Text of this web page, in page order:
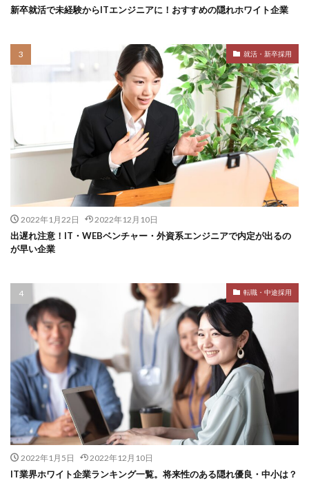
新卒就活で未経験からITエンジニアに！おすすめの隠れホワイト企業
就活・新卒採用
2022年1月22日 2022年12月10日
出遅れ注意！IT・WEBベンチャー・外資系エンジニアで内定が出るの
が早い企業
転職・中途採用
2022年1月5日 2022年12月10日
IT業界ホワイト企業ランキング一覧。将来性のある隠れ優良・中小は？